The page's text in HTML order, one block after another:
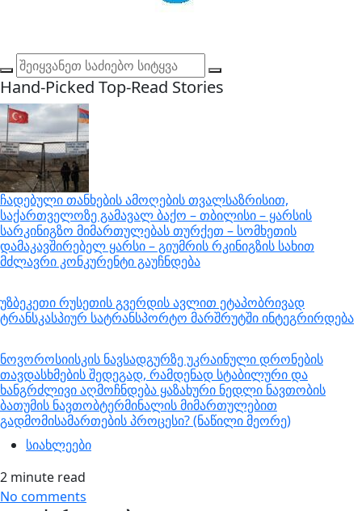
Hand-Picked Top-Read Stories
ჩადებული თანხების ამოღების თვალსაზრისით,
საქართველოზე გამავალ ბაქო – თბილისი – ყარსის
სარკინიგზო მიმართულებას თურქეთ – სომხეთის
დამაკავშირებელ ყარსი – გიუმრის რკინიგზის სახით
მძლავრი კონკურენტი გაუჩნდება
უზბეკეთი რუსეთის გვერდის ავლით ეტაპობრივად
ტრანსკასპიურ სატრანსპორტო მარშრუტში ინტეგრირდება
ნოვოროსიისკის ნავსადგურზე უკრაინული დრონების
თავდასხმების შედეგად, რამდენად სტაბილური და
ხანგრძლივი აღმოჩნდება ყაზახური ნედლი ნავთობის
ბათუმის ნავთობტერმინალის მიმართულებით
გადმომისამართების პროცესი? (ნაწილი მეორე)
სიახლეები
2 minute read
No comments